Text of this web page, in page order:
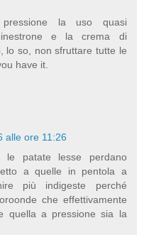
la uso quasi
e la crema di
lo so, non sfruttare tutte le
have it.
alle ore 11:26
le patate lesse perdano
a quelle in pentola a
più indigeste perché
che effettivamente
quella a pressione sia la